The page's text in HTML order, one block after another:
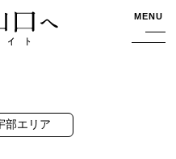
サイト MENU
部エリア